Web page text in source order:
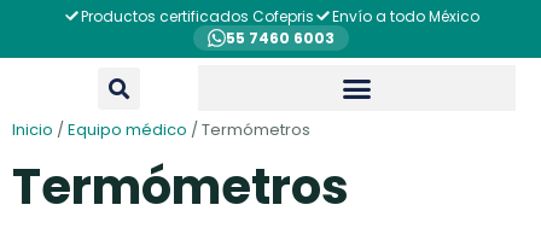
Productos certificados Cofepris
Envío a todo México
55 7460 6003
Inicio /Equipo médico / Termómetros
Termómetros